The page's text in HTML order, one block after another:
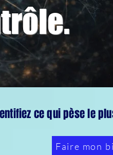
ce qui pèse le
Faire mon